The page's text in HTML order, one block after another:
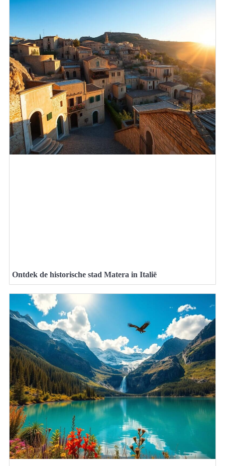
Ontdek de historische stad Matera in Italië